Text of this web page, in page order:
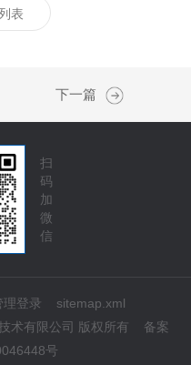
表
下一篇
扫
码
加
微
信
理登录
sitemap.xml
术有限公司 版权所有 备案
号